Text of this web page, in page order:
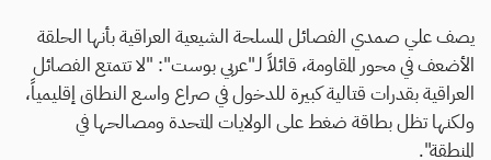
يصف علي صمدي الفصائل المسلحة الشيعية العراقية بأنها الحلقة
الأضعف في محور المقاومة، قائلاً لـ"عربي بوست": "لا تتمتع الفصائل
العراقية بقدرات قتالية كبيرة للدخول في صراع واسع النطاق إقليمياً،
ولكنها تظل بطاقة ضغط على الولايات المتحدة ومصالحها في
المنطقة".